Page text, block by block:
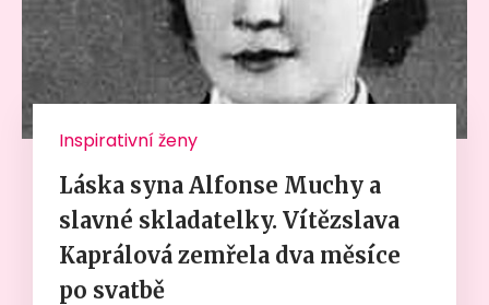
Inspirativní ženy
Láska syna Alfonse Muchy a
slavné skladatelky. Vítězslava
Kaprálová zemřela dva měsíce
po svatbě